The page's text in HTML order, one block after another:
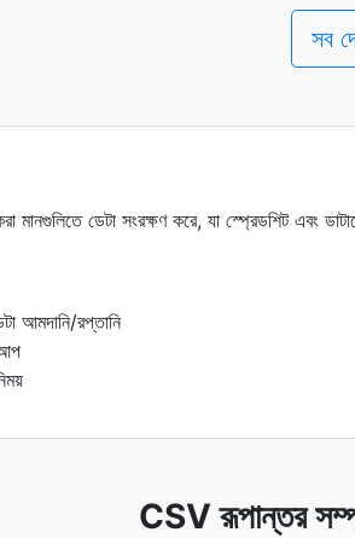
সব
মানগুলিতে ডেটা সংরক্ষণ করে, যা স্প্রেডশিট এবং
আমদানি/রপ্তানি
CSV রূপান্তর